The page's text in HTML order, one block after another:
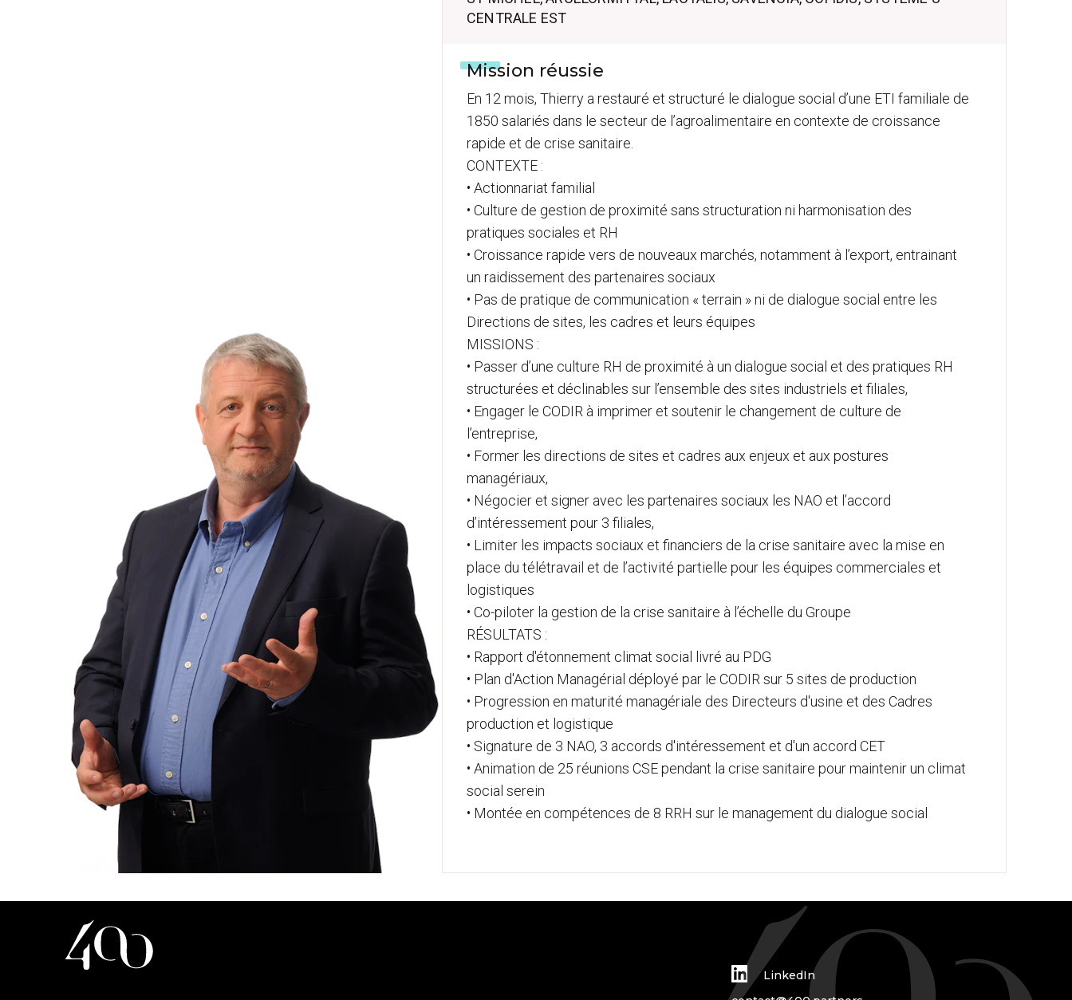
CENTRALE EST
Mission réussie
En 12 mois, Thierry a restauré et structuré le dialogue social d’une ETI familiale de
1850 salariés dans le secteur de l’agroalimentaire en contexte de croissance
rapide et de crise sanitaire.
CONTEXTE :
• Actionnariat familial
• Culture de gestion de proximité sans structuration ni harmonisation des
pratiques sociales et RH
• Croissance rapide vers de nouveaux marchés, notamment à l’export, entrainant
un raidissement des partenaires sociaux
• Pas de pratique de communication « terrain » ni de dialogue social entre les
Directions de sites, les cadres et leurs équipes
MISSIONS :
• Passer d’une culture RH de proximité à un dialogue social et des pratiques RH
structurées et déclinables sur l’ensemble des sites industriels et filiales,
• Engager le CODIR à imprimer et soutenir le changement de culture de
l’entreprise,
• Former les directions de sites et cadres aux enjeux et aux postures
managériaux,
• Négocier et signer avec les partenaires sociaux les NAO et l’accord
d’intéressement pour 3 filiales,
• Limiter les impacts sociaux et financiers de la crise sanitaire avec la mise en
place du télétravail et de l’activité partielle pour les équipes commerciales et
logistiques
• Co-piloter la gestion de la crise sanitaire à l’échelle du Groupe
RÉSULTATS :
• Rapport d'étonnement climat social livré au PDG
• Plan d'Action Managérial déployé par le CODIR sur 5 sites de production
• Progression en maturité managériale des Directeurs d'usine et des Cadres
production et logistique
• Signature de 3 NAO, 3 accords d'intéressement et d'un accord CET
• Animation de 25 réunions CSE pendant la crise sanitaire pour maintenir un climat
social serein
• Montée en compétences de 8 RRH sur le management du dialogue social
LinkedIn